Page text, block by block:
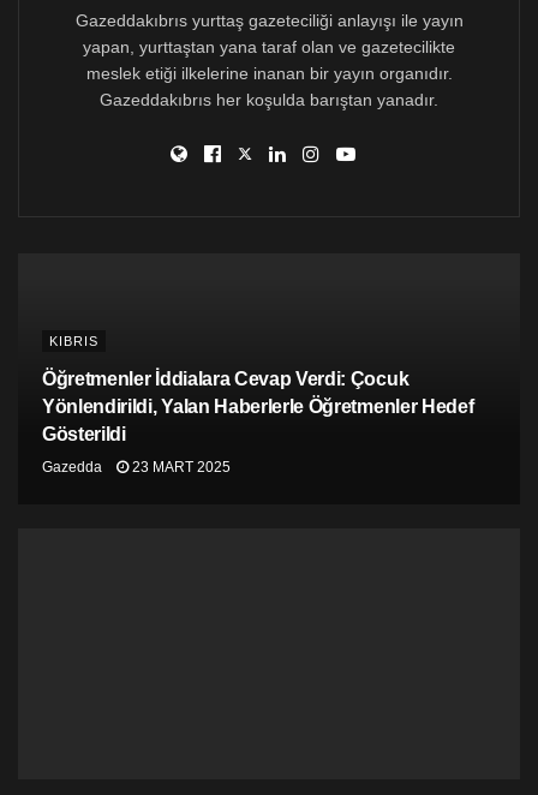
Gazeddakıbrıs yurttaş gazeteciliği anlayışı ile yayın
yapan, yurttaştan yana taraf olan ve gazetecilikte
meslek etiği ilkelerine inanan bir yayın organıdır.
Gazeddakıbrıs her koşulda barıştan yanadır.
KIBRIS
Öğretmenler İddialara Cevap Verdi: Çocuk
Yönlendirildi, Yalan Haberlerle Öğretmenler Hedef
Gösterildi
Gazedda 23 MART 2025